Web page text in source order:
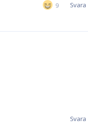
9 Svara
Svara